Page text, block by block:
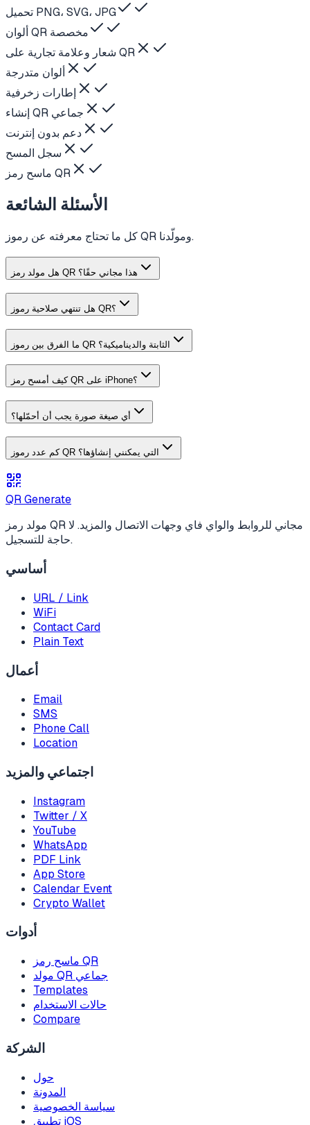
تحميل PNG، SVG، JPG
ألوان QR مخصصة
شعار وعلامة تجارية على QR
ألوان متدرجة
إطارات زخرفية
إنشاء QR جماعي
دعم بدون إنترنت
سجل المسح
ماسح رمز QR
الأسئلة الشائعة
كل ما تحتاج معرفته عن رموز QR ومولّدنا.
هل مولد رمز QR هذا مجاني حقًا؟
هل تنتهي صلاحية رموز QR؟
ما الفرق بين رموز QR الثابتة والديناميكية؟
كيف أمسح رمز QR على iPhone؟
أي صيغة صورة يجب أن أحمّلها؟
كم عدد رموز QR التي يمكنني إنشاؤها؟
QR Generate
مولد رمز QR مجاني للروابط والواي فاي وجهات الاتصال والمزيد. لا
حاجة للتسجيل.
أساسي
URL / Link
WiFi
Contact Card
Plain Text
أعمال
Email
SMS
Phone Call
Location
اجتماعي والمزيد
Instagram
Twitter / X
YouTube
WhatsApp
PDF Link
App Store
Calendar Event
Crypto Wallet
أدوات
ماسح رمز QR
مولد QR جماعي
Templates
حالات الاستخدام
Compare
الشركة
حول
المدونة
سياسة الخصوصية
تطبيق iOS